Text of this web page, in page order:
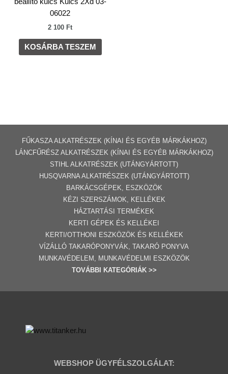
06022
2 100 Ft
KOSÁRBA TESZEM
FŰKASZA ALKATRÉSZEK (KÍNAI ÉS EGYÉB MÁRKÁKHOZ)
LÁNCFŰRÉSZ ALKATRÉSZEK (KÍNAI ÉS EGYÉB MÁRKÁKHOZ)
STIHL ALKATRÉSZEK (UTÁNGYÁRTOTT)
HUSQVARNA ALKATRÉSZEK (UTÁNGYÁRTOTT)
BARKÁCSGÉP EK, ESZKÖZÖK
KÉZI SZERSZÁMOK, KELLÉKEK
HÁZTARTÁSI TERMÉKEK
KERTI GÉPE K ÉS KELLÉKEI
KERTI/OTTHONI ESZKÖZÖK ÉS KELLÉKEK
VÍZÁLLÓ TAKARÓPONYVÁK, TAKARÓ PONYVA
MUNKAVÉDELEM, MUNKAVÉDELMI ESZKÖZÖK
TOVÁBBI
KATEGÓRI ÁK >>
WEBSHOP ÜGYFÉLSZOLGÁLAT: